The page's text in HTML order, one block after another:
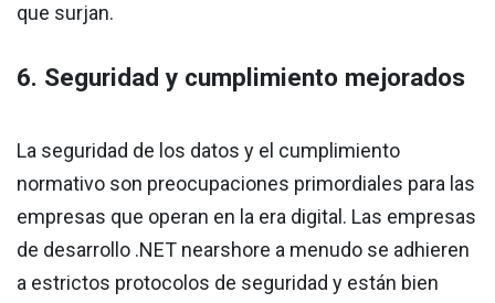
que surjan.
6. Seguridad y cumplimiento mejorados
La seguridad de los datos y el cumplimiento
normativo son preocupaciones primordiales para las
empresas que operan en la era digital. Las empresas
de desarrollo .NET nearshore a menudo se adhieren
a estrictos protocolos de seguridad y están bien